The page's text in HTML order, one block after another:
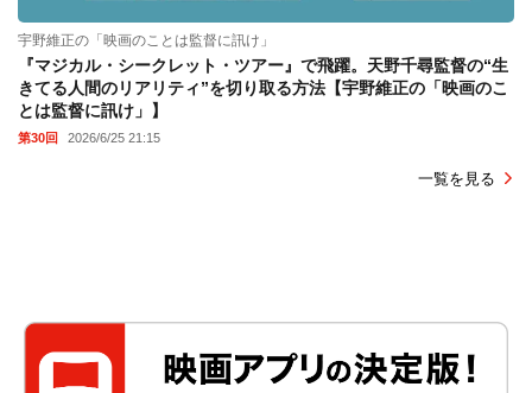
宇野維正の「映画のことは監督に訊け」
『マジカル・シークレット・ツアー』で飛躍。天野千尋監督の“生
きてる人間のリアリティ”を切り取る方法【宇野維正の「映画のこ
とは監督に訊け」】
第30回 2026/6/25 21:15
一覧を見る